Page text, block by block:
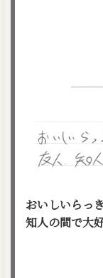
おいしいらっ
知人の間で大